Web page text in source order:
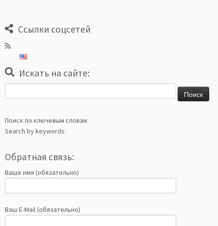
Ссылки соцсетей
Искать на сайте:
Поиск по ключевым словам
Search by keywords
Обратная связь:
Ваше имя (обязательно)
Ваш E-Mail (обязательно)